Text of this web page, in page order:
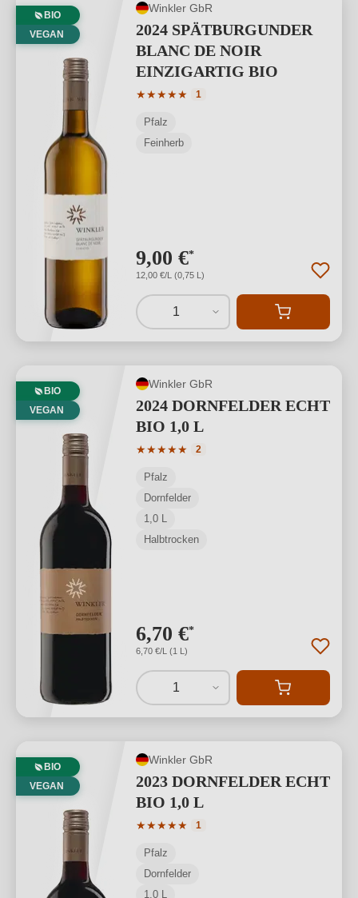
BIO
VEGAN
Winkler GbR
2024 SPÄTBURGUNDER
BLANC DE NOIR
EINZIGARTIG BIO
★★★★★
Durchschnittliche Bewertung von 5
1
Pfalz
Feinherb
9,00 €*
12,00 €/L (0,75 L)
1
BIO
VEGAN
Winkler GbR
2024 DORNFELDER ECHT
BIO 1,0 L
★★★★★
Durchschnittliche Bewertung von 5
2
Pfalz
Dornfelder
1,0 L
Halbtrocken
6,70 €*
6,70 €/L (1 L)
1
BIO
VEGAN
Winkler GbR
2023 DORNFELDER ECHT
BIO 1,0 L
★★★★★
Durchschnittliche Bewertung von 5
1
Pfalz
Dornfelder
1,0 L